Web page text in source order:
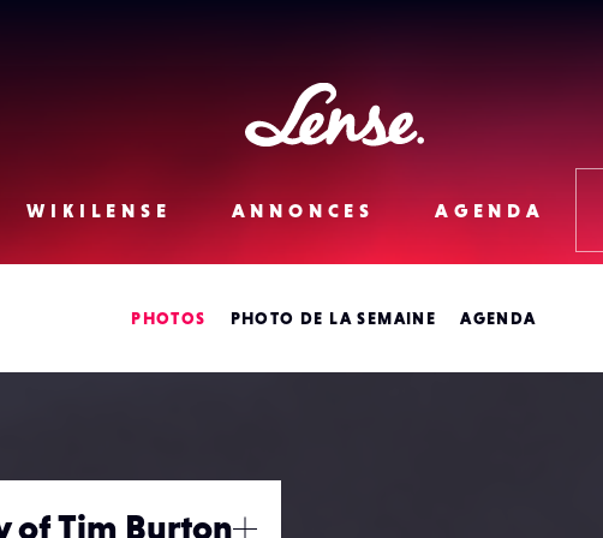
Lense
WIKILENSE ANNONCES AGENDA
PHOTOS PHOTO DE LA SEMAINE AGENDA
of Tim Burton